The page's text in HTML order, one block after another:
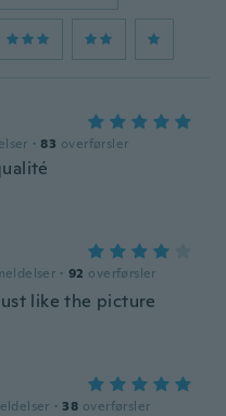
· 83 overførsler
· 92 overførsler
like the picture
· 38 overførsler